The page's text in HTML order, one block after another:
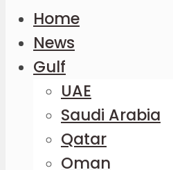
Home
News
Gulf
UAE
Saudi Arabia
Qatar
Oman